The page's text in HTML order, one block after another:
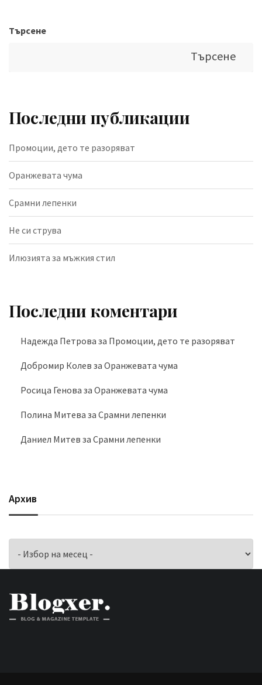
Търсене
Търсене
Последни публикации
Промоции, дето те разоряват
Оранжевата чума
Срамни лепенки
Не си струва
Илюзията за мъжкия стил
Последни коментари
Надежда Петрова за Промоции, дето те разоряват
Добромир Колев за Оранжевата чума
Росица Генова за Оранжевата чума
Полина Митева за Срамни лепенки
Даниел Митев за Срамни лепенки
Архив
Архив